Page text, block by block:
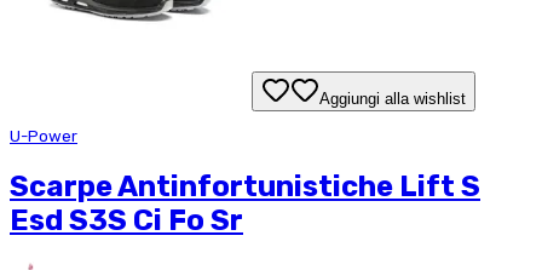
Aggiungi alla wishlist
U-Power
Scarpe Antinfortunistiche Lift S
Esd S3S Ci Fo Sr